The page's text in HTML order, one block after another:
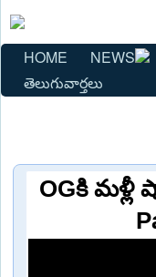
HOME NEWS
తెలుగువార్తలు
OGకి మళ్లీ